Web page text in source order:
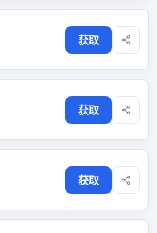
获取
获取
获取